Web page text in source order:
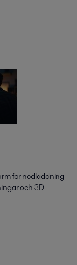
för nedladdning
och 3D-